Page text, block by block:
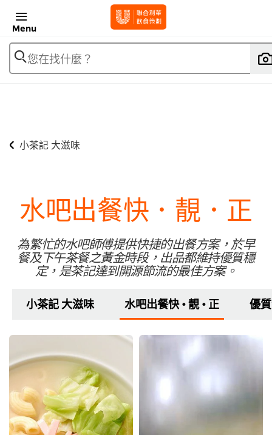
Menu
您在找什麼？
小茶記 大滋味
水吧出餐快．靚．正
為繁忙的水吧師傅提供快捷的出餐方案，於早
餐及下午茶餐之黃金時段，出品都維持優質穩
定，是茶記達到開源節流的最佳方案。
小茶記 大滋味 水吧出餐快 • 靚 • 正 優